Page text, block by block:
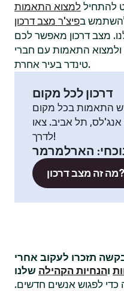
להתחיל למצוא התאמות
להשתמש בפיצ'ר מצב דרכון
מצב דרכון מאפשר לכם
התאמות עם חברי
טינדר בעיר אחרת.
דרכון לכל מקום
התאמות בכל מקום
אנג'לס, תל אביב. צאו
לדרך!
: הארלמרמר
מה זה מצב דרכון?
תזכרו לעקוב אחרי
והנחיות הקהילה
כדי לפגוש אנשים חדשים.